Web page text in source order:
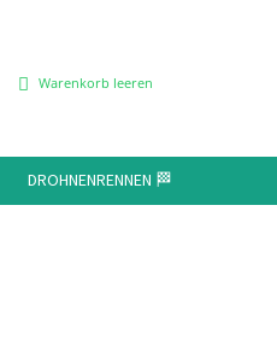
WARENKORB
Warenkorb leeren
DROHNENRENNEN 🏁